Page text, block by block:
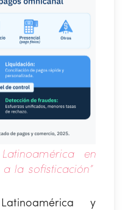
en
la sofisticación”
y